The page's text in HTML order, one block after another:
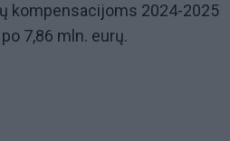
kompensacijoms 2024-2025
7,86 mln. eurų.